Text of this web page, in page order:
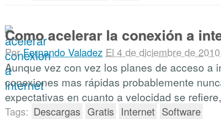
Como acelerar la conexión a
PorFernando Valadez El 4 de diciembre de 2010
Aunque vez con vez los planes de acceso a
conexiones mas rápidas probablemente
expectativas en cuanto a velocidad se
Tags: Descargas Gratis Internet Software